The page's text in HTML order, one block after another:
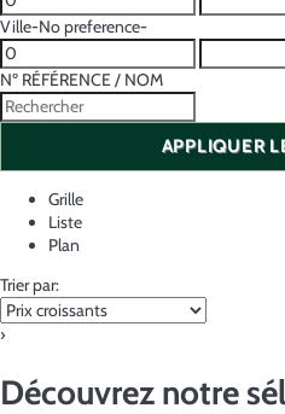
Ville-No preference-
Nº RÉFÉRENCE / NOM
APPLIQUER
Grille
Liste
Plan
Trier par:
›
Découvrez notre